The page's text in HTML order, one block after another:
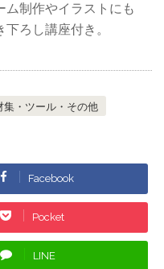
ム制作やイラストにも
ろし講座付き。
集・ツール・その他
Facebook
Pocket
LINE